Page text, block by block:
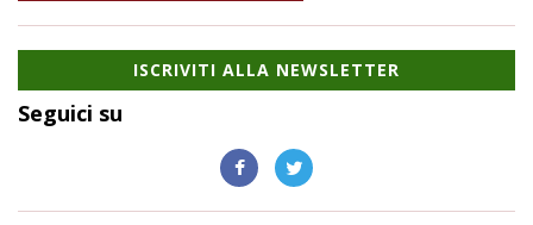
ISCRIVITI ALLA NEWSLETTER
Seguici su